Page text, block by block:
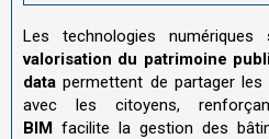
Les technologies
valorisation du patrimoine
data permettent de partager
avec les citoyens,
BIM facilite la gestion des